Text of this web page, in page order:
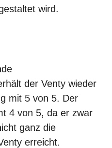
wird.
der Venty wieder
mit 5 von 5. Der
4 von 5, da er zwar
ganz die
erreicht.